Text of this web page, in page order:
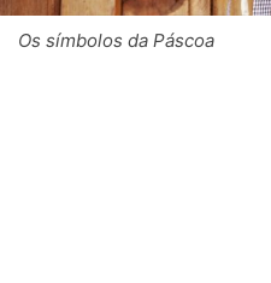
Os símbolos da Páscoa